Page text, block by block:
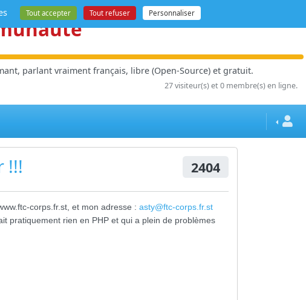
parlant vraiment français, libre (Open-Source) et gratuit.
27 visiteur(s) et 0 membre(s) en ligne.
!!! 2404
corps.fr.st, et mon adresse :asty@ftc-corps.fr.st
pratiquement rien en PHP et qui a plein de problèmes
Tout accepter Tout refuser Personnaliser